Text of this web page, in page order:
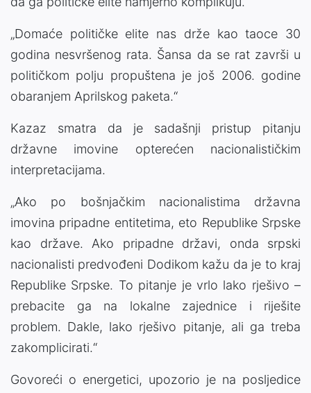
„Domaće političke elite nas drže kao taoce 30
godina nesvršenog rata. Šansa da se rat završi u
političkom polju propuštena je još 2006. godine
obaranjem Aprilskog paketa.“
Kazaz smatra da je sadašnji pristup pitanju
državne imovine opterećen nacionalističkim
interpretacijama.
„Ako po bošnjačkim nacionalistima državna
imovina pripadne entitetima, eto Republike Srpske
kao države. Ako pripadne državi, onda srpski
nacionalisti predvođeni Dodikom kažu da je to kraj
Republike Srpske. To pitanje je vrlo lako rješivo –
prebacite ga na lokalne zajednice i riješite
problem. Dakle, lako rješivo pitanje, ali ga treba
zakomplicirati.“
Govoreći o energetici, upozorio je na posljedice